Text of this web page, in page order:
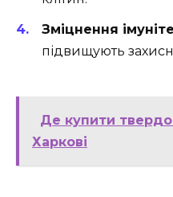
Зміцнення
підвищують
Де купити
Харкові